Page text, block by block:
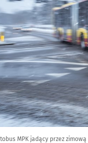
MPK jadący przez